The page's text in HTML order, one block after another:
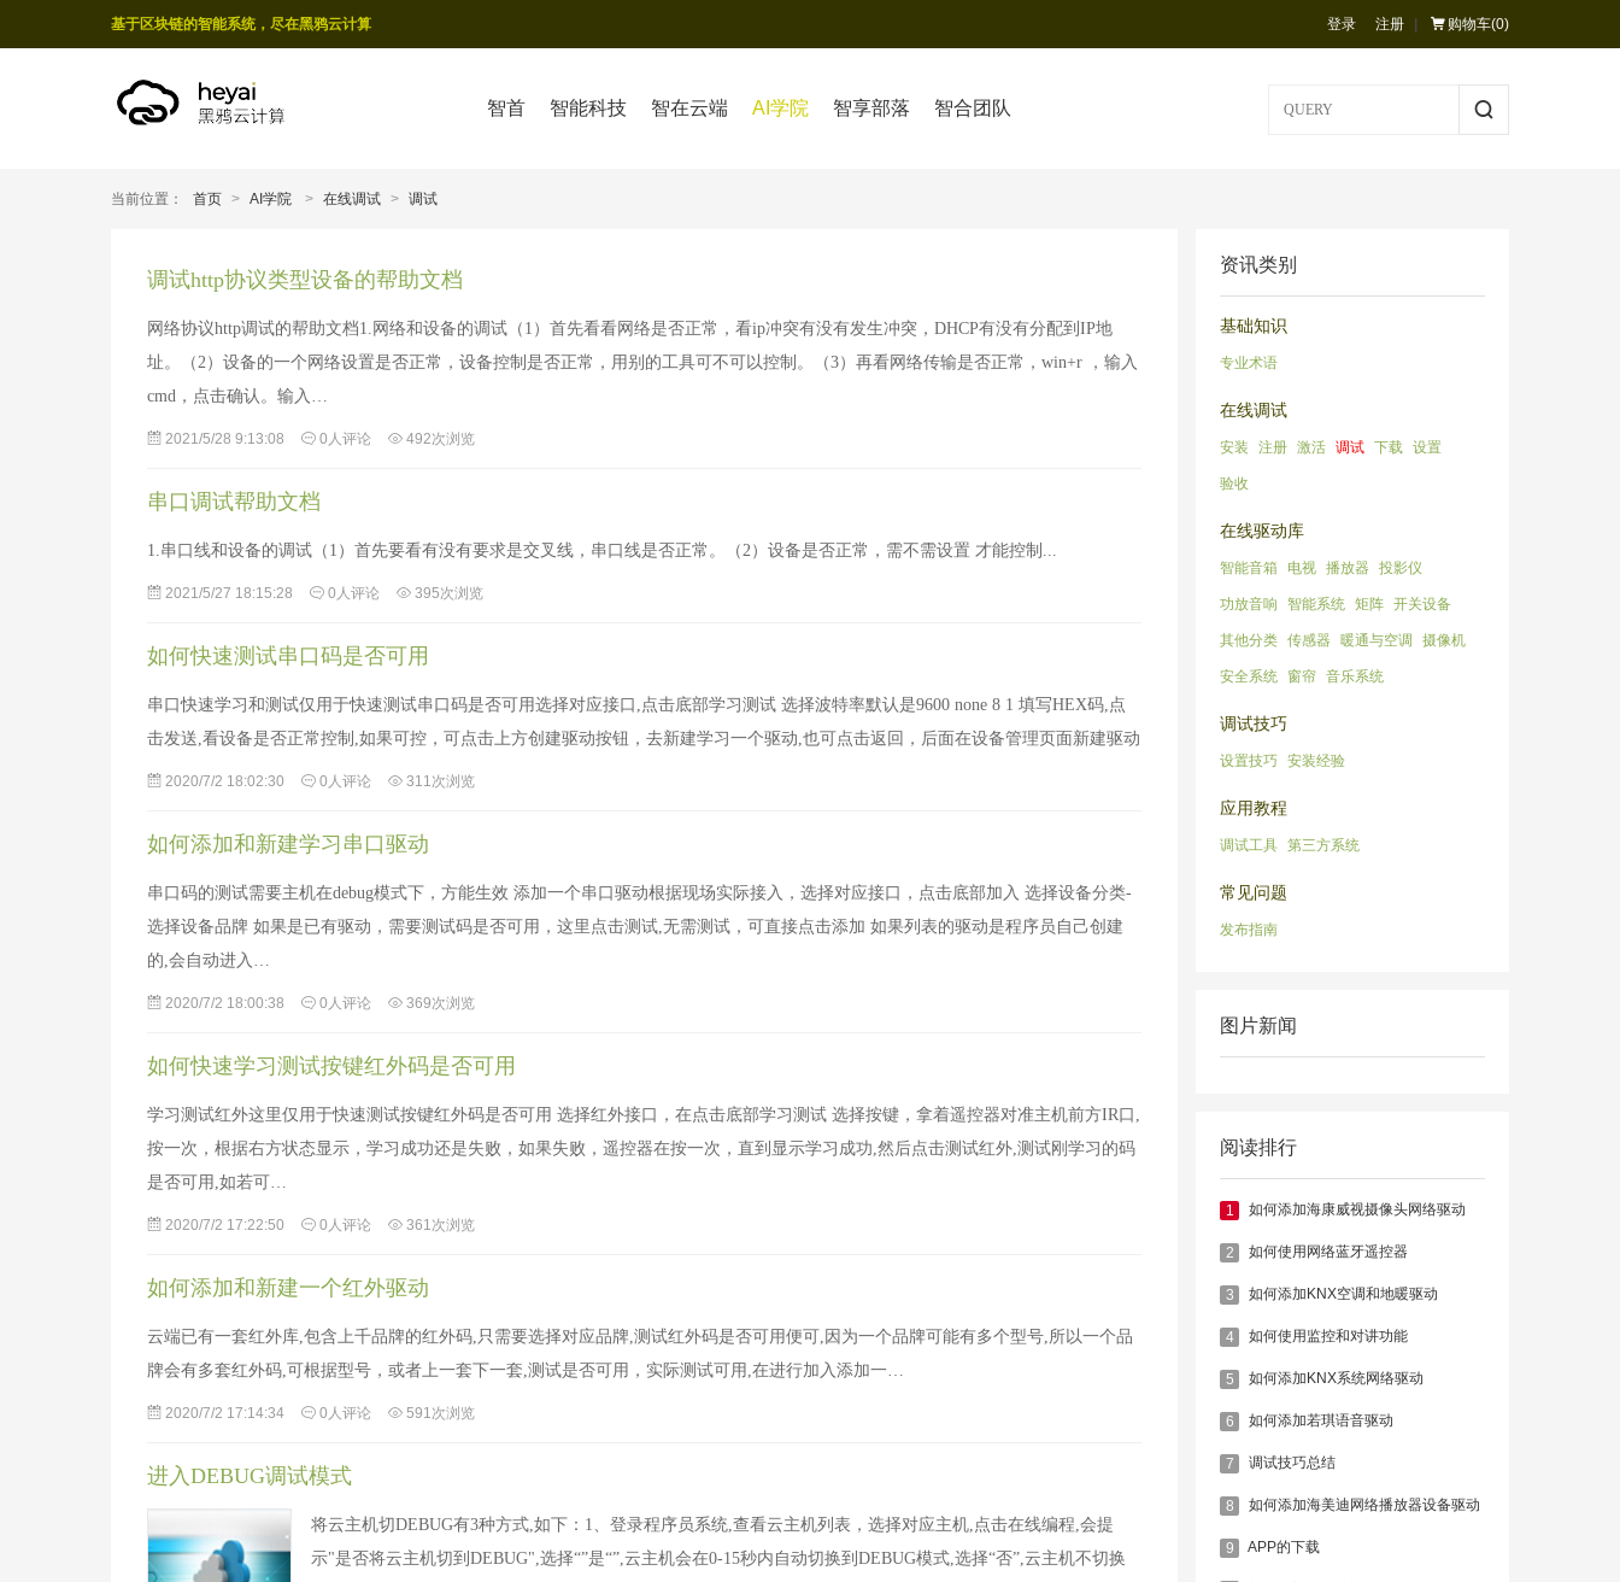
基于区块链的智能系统，尽在黑鸦云计算 登录 注册 购物车(0)
智首 智能科技 智在云端 AI学院 智享部落 智合团队
当前位置： 首页 > AI学院 > 在线调试 > 调试
资讯类别
基础知识
专业术语
在线调试
安装 注册 激活 调试 下载 设置
验收
在线驱动库
智能音箱 电视 播放器 投影仪
功放音响 智能系统 矩阵 开关设备
其他分类 传感器 暖通与空调 摄像机
安全系统 窗帘 音乐系统
调试技巧
设置技巧 安装经验
应用教程
调试工具 第三方系统
常见问题
发布指南
图片新闻
阅读排行
1 如何添加海康威视摄像头网络驱动
2 如何使用网络蓝牙遥控器
3 如何添加KNX空调和地暖驱动
4 如何使用监控和对讲功能
5 如何添加KNX系统网络驱动
6 如何添加若琪语音驱动
7 调试技巧总结
8 如何添加海美迪网络播放器设备驱动
9 APP的下载
调试http协议类型设备的帮助文档
网络协议http调试的帮助文档1.网络和设备的调试（1）首先看看网络是否正常，看ip冲突有没有发生冲突，DHCP有没有分配到IP地
址。（2）设备的一个网络设置是否正常，设备控制是否正常，用别的工具可不可以控制。（3）再看网络传输是否正常，win+r ，输入
cmd，点击确认。输入…
2021/5/28 9:13:08 0人评论 492次浏览
串口调试帮助文档
1.串口线和设备的调试（1）首先要看有没有要求是交叉线，串口线是否正常。（2）设备是否正常，需不需设置 才能控制...
2021/5/27 18:15:28 0人评论 395次浏览
如何快速测试串口码是否可用
串口快速学习和测试仅用于快速测试串口码是否可用选择对应接口,点击底部学习测试 选择波特率默认是9600 none 8 1 填写HEX码,点
击发送,看设备是否正常控制,如果可控，可点击上方创建驱动按钮，去新建学习一个驱动,也可点击返回，后面在设备管理页面新建驱动
2020/7/2 18:02:30 0人评论 311次浏览
如何添加和新建学习串口驱动
串口码的测试需要主机在debug模式下，方能生效 添加一个串口驱动根据现场实际接入，选择对应接口，点击底部加入 选择设备分类-
选择设备品牌 如果是已有驱动，需要测试码是否可用，这里点击测试,无需测试，可直接点击添加 如果列表的驱动是程序员自己创建
的,会自动进入…
2020/7/2 18:00:38 0人评论 369次浏览
如何快速学习测试按键红外码是否可用
学习测试红外这里仅用于快速测试按键红外码是否可用 选择红外接口，在点击底部学习测试 选择按键，拿着遥控器对准主机前方IR口,
按一次，根据右方状态显示，学习成功还是失败，如果失败，遥控器在按一次，直到显示学习成功,然后点击测试红外,测试刚学习的码
是否可用,如若可…
2020/7/2 17:22:50 0人评论 361次浏览
如何添加和新建一个红外驱动
云端已有一套红外库,包含上千品牌的红外码,只需要选择对应品牌,测试红外码是否可用便可,因为一个品牌可能有多个型号,所以一个品
牌会有多套红外码,可根据型号，或者上一套下一套,测试是否可用，实际测试可用,在进行加入添加一…
2020/7/2 17:14:34 0人评论 591次浏览
进入DEBUG调试模式
将云主机切DEBUG有3种方式,如下：1、登录程序员系统,查看云主机列表，选择对应主机,点击在线编程,会提
示"是否将云主机切到DEBUG",选择“”是“”,云主机会在0-15秒内自动切换到DEBUG模式,选择“否”,云主机不切换